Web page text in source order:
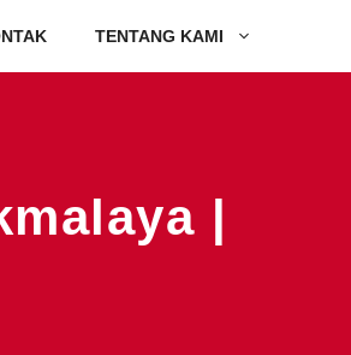
TENTANG KAMI
|